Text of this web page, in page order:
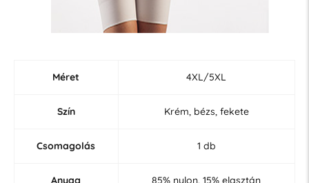
Méret 4XL/5XL
Szín Krém, bézs, fekete
Csomagolás 1 db